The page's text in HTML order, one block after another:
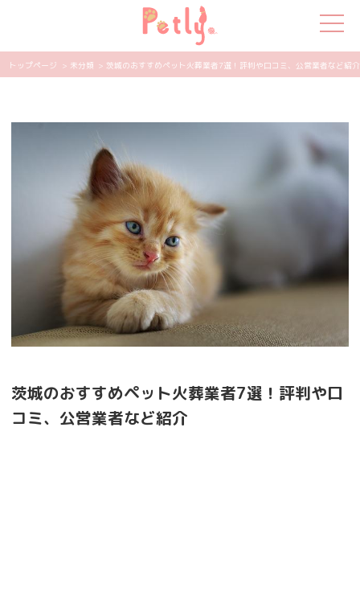
飼い主さんの悩み
ペットの気持ち
知って得する
エンタメ
トップページ > 未分類 > 茨城のおすすめペット火葬業者7選！評判や口コミ、公営業者など紹
茨城のおすすめペット火葬業者7選！評判や口
コミ、公営業者など紹介